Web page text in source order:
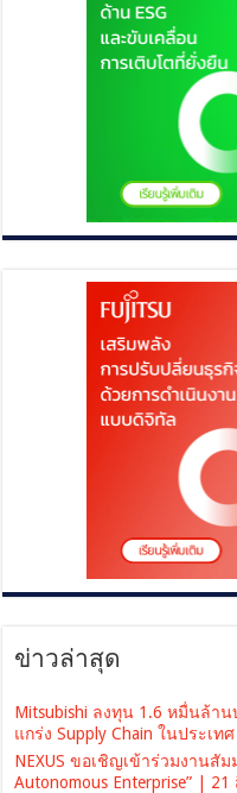
ข่าวล่าสุด
Mitsubishi ลงทุน 1.6 หมื่นล้า
แกร่ง Supply Chain ในประเทศ
NEXUS ขอเชิญเข้าร่วมงานสัม
Autonomous Enterprise” |